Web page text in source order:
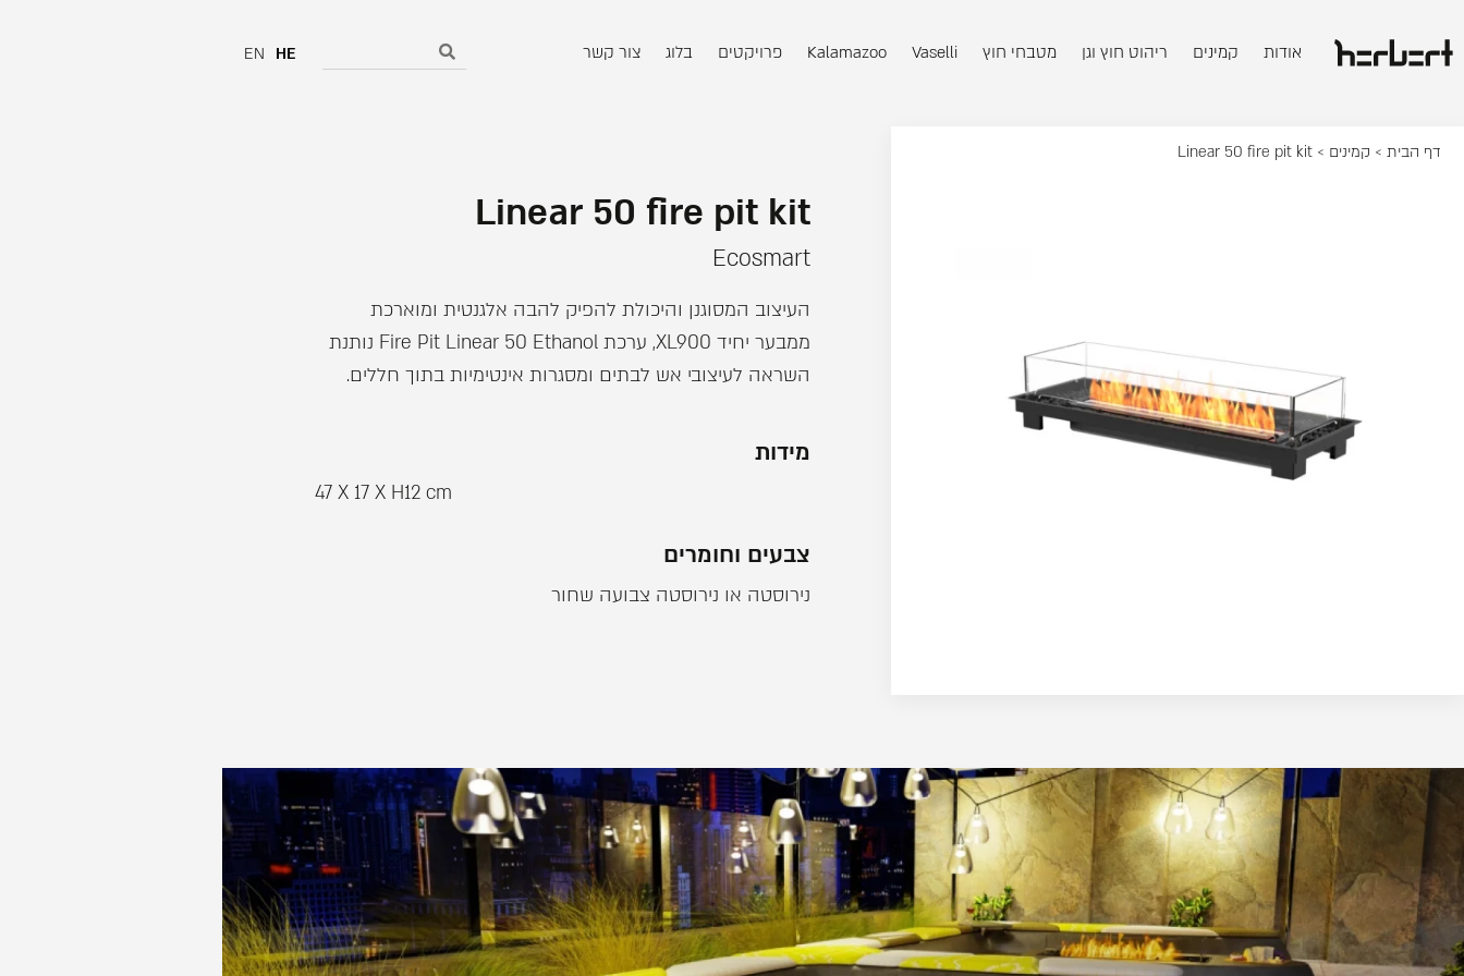
אודות קמינים ריהוט חוץ וגן מטבחי חוץ Vaselli
Kalamazoo פרויקטים בלוג צור קשר HE
EN
דף הבית > קמינים > Linear 50 fire pit kit
Linear 50 fire pit kit
Ecosmart
העיצוב המסוגנן והיכולת להפיק להבה אלגנטית ומוארכת
ממבער יחיד XL900, ערכת Fire Pit Linear 50 Ethanol נותנת
השראה לעיצובי אש לבתים ומסגרות אינטימיות בתוך חללים.
מידות
47 X 17 X H12 cm
צבעים וחומרים
נירוסטה או נירוסטה צבועה שחור